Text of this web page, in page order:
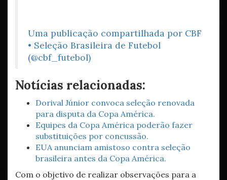
Uma publicação compartilhada por CBF
• Seleção Brasileira de Futebol
(@cbf_futebol)
Notícias relacionadas:
Dorival Júnior convoca seleção renovada
para disputa da Copa América.
Equipes da Copa América poderão fazer
substituições por concussão.
EUA anunciam amistoso contra seleção
brasileira antes da Copa América.
Com o objetivo de realizar observações para a